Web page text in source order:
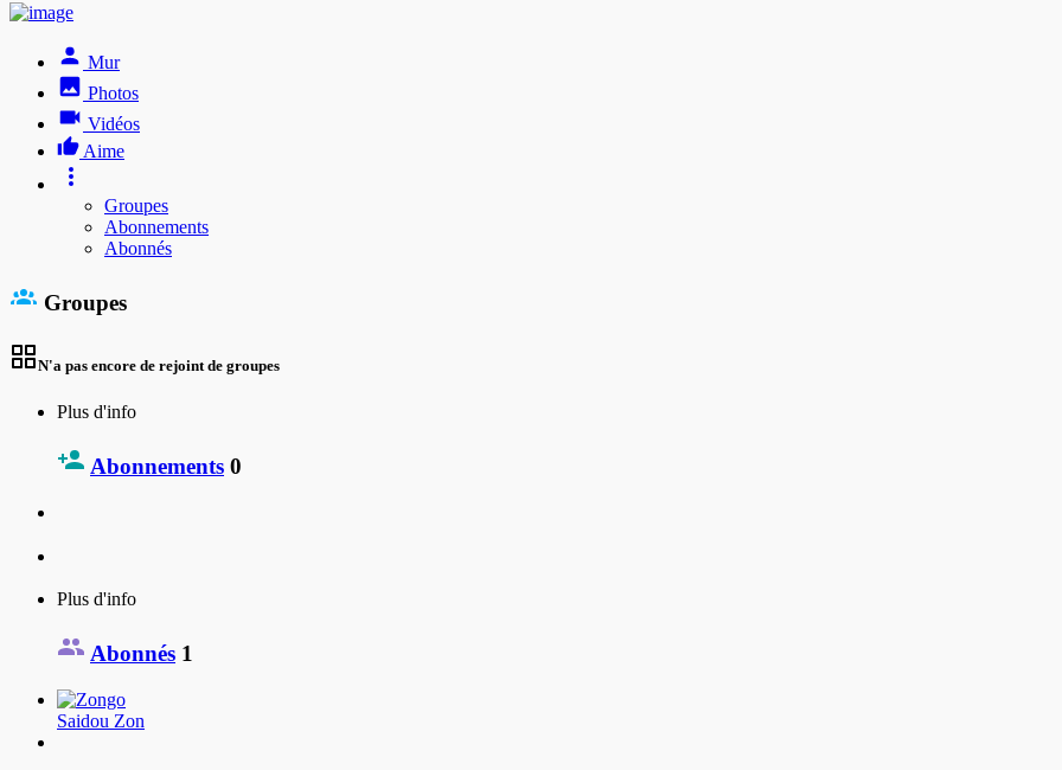
Mur
Photos
Vidéos
Aime
Groupes
Abonnements
Abonnés
Groupes
N'a pas encore de rejoint de groupes
Plus d'info
Abonnements 0
Plus d'info
Abonnés 1
Saidou Zon